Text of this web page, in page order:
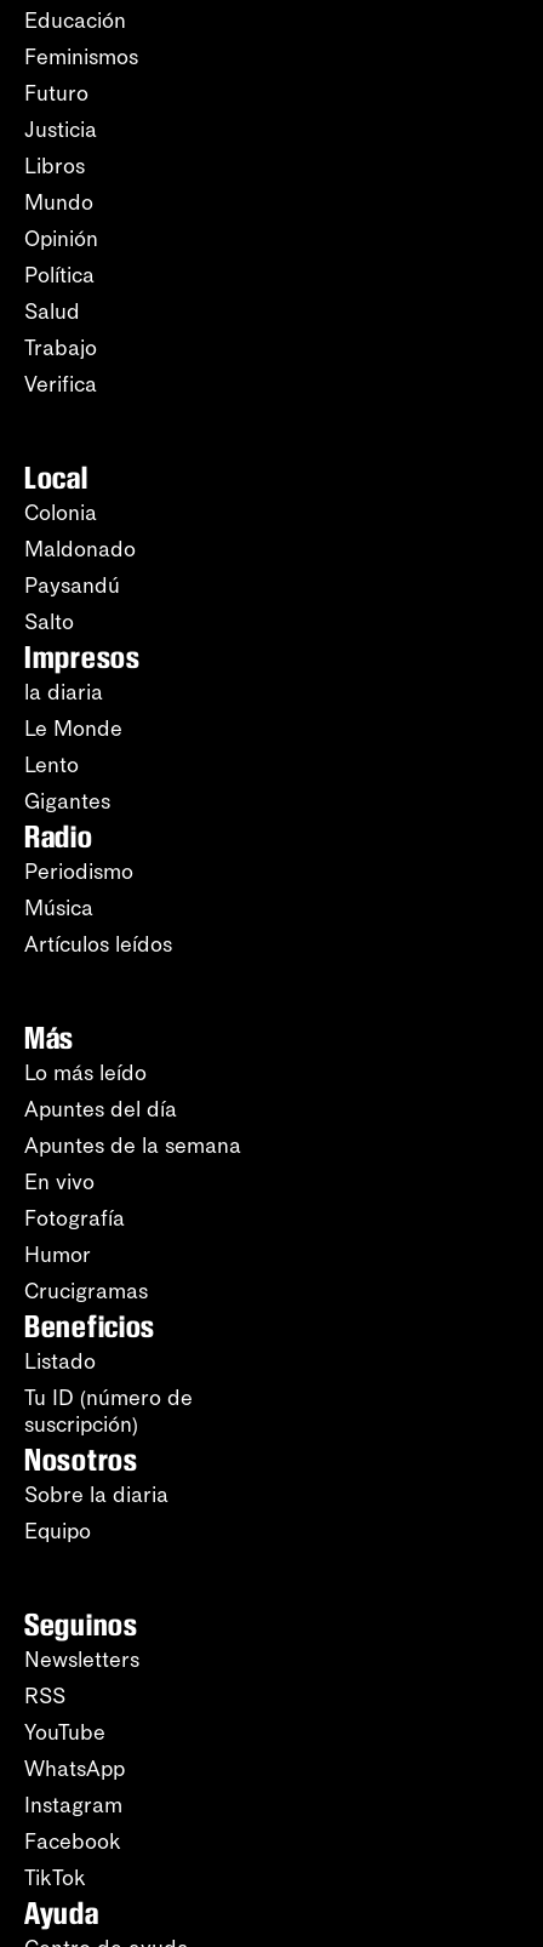
Educación
Feminismos
Futuro
Justicia
Libros
Mundo
Opinión
Política
Salud
Trabajo
Verifica
Local
Colonia
Maldonado
Paysandú
Salto
Impresos
la diaria
Le Monde
Lento
Gigantes
Radio
Periodismo
Música
Artículos leídos
Más
Lo más leído
Apuntes del día
Apuntes de la semana
En vivo
Fotografía
Humor
Crucigramas
Beneficios
Listado
Tu ID (número de
suscripción)
Nosotros
Sobre la diaria
Equipo
Seguinos
Newsletters
RSS
YouTube
WhatsApp
Instagram
Facebook
TikTok
Ayuda